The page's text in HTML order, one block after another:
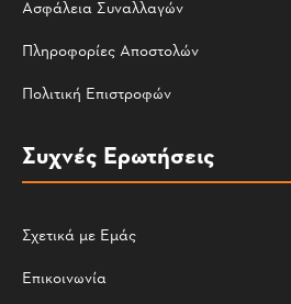
Ασφάλεια Συναλλαγών
Πληροφορίες Αποστολών
Πολιτική Επιστροφών
Συχνές Ερωτήσεις
Σχετικά με Εμάς
Επικοινωνία